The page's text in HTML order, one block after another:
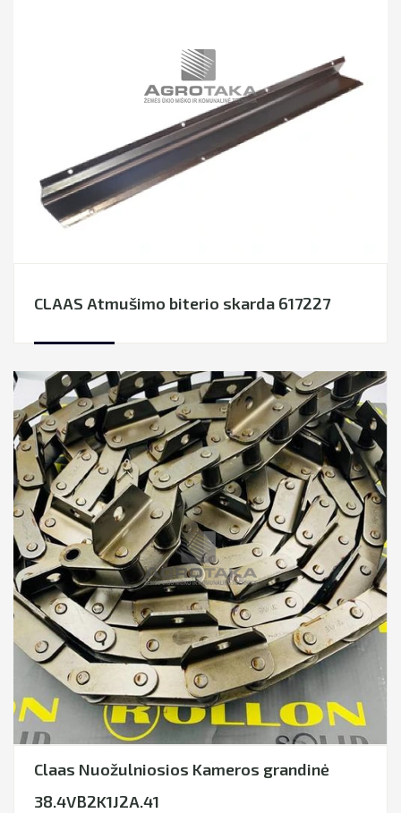
CLAAS Atmušimo biterio skarda 617227
Claas Nuožulniosios Kameros grandinė
38.4VB2K1J2A.41